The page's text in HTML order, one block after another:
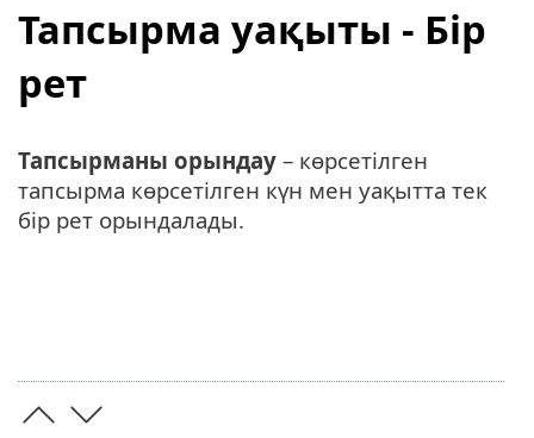
Тапсырма уақыты - Бір
рет
Тапсырманы орындау – көрсетілген
тапсырма көрсетілген күн мен уақытта тек
бір рет орындалады.